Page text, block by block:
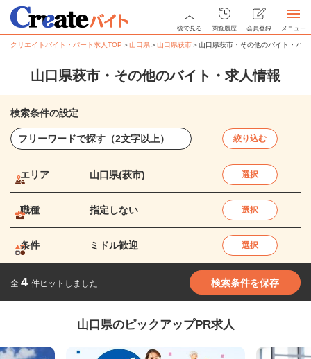
後で見る 閲覧履歴 会員登録 メニュー
クリエイトバイト・パート求人TOP ＞山口県＞山口県萩市＞山口県萩市・その他のバイト・パ
山口県萩市・その他のバイト・求人情報
検索条件の設定
絞り込む
エリア 山口県(萩市) 選択
職種 指定しない 選択
条件 ミドル歓迎 選択
全 4 件ヒットしました 検索条件を保存
山口県のピックアップPR求人